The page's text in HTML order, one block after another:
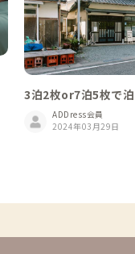
3泊2枚or7泊5枚で
ADDress会員
2024年03月29日